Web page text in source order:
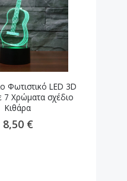
Φωτιστικό LED 3D
7 Χρώματα σχέδιο
Κιθάρα
8,50 €